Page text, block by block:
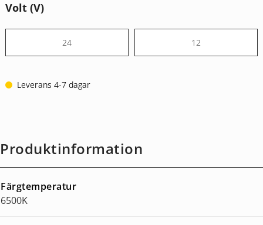
Volt (V)
24 12
Leverans 4-7 dagar
Produktinformation
Färgtemperatur
6500K